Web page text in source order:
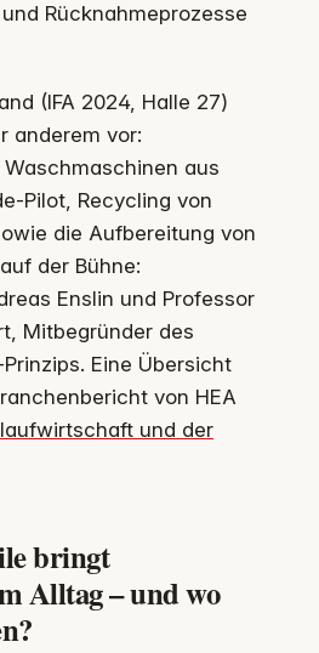
Rücknahmeprozesse
(IFA 2024, Halle 27)
anderem vor:
aus
Pilot, Recycling von
die Aufbereitung von
der Bühne:
Enslin und Professor
Mitbegründer des
Eine Übersicht
von HEA
und der
bringt
Alltag – und wo